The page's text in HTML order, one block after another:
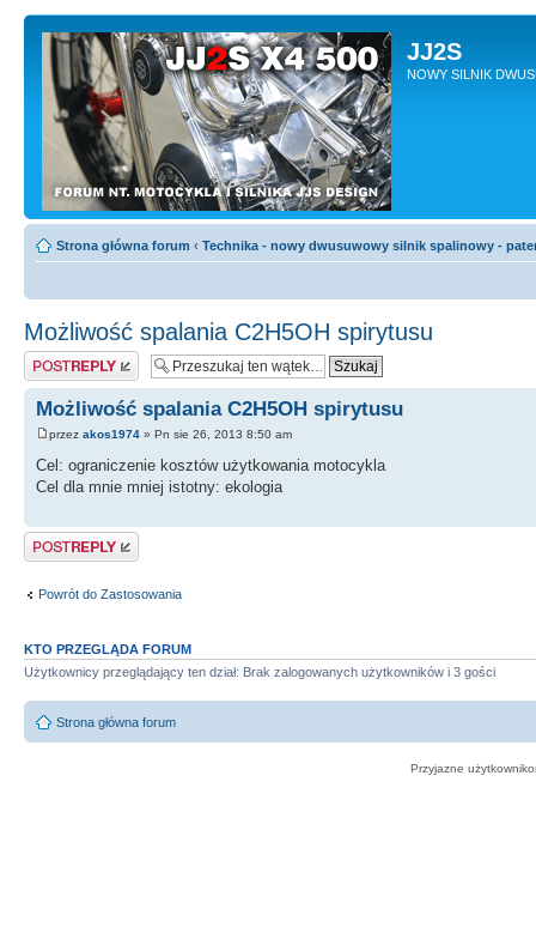
JJ2S
NOWY SILNIK
Strona główna forum ‹ Technika - nowy dwusuwowy silnik spalinowy -
Możliwość spalania C2H5OH spirytusu
Odpowiedz
Możliwość spalania C2H5OH spirytusu
przez akos1974 » Pn sie 26, 2013 8:50 am
Cel: ograniczenie kosztów użytkowania motocykla
Cel dla mnie mniej istotny: ekologia
Odpowiedz
Powrót do Zastosowania
KTO PRZEGLĄDA FORUM
Użytkownicy przeglądający ten dział: Brak zalogowanych użytkowników i 3 gości
Strona główna forum
Przyjazne